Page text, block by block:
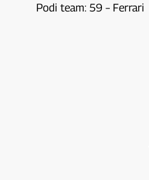
Podi team: 59 – Ferrari